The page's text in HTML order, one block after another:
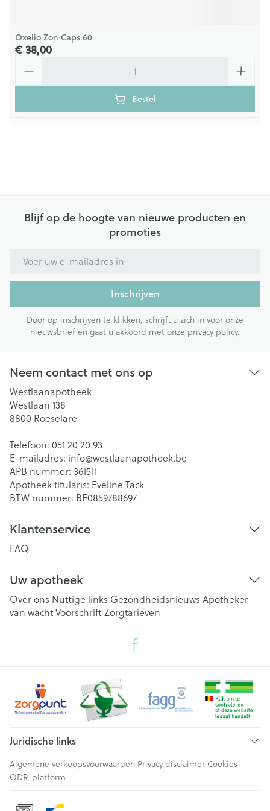
Oxelio Zon Caps 60
€ 38,00
Bestel
Blijf op de hoogte van nieuwe producten en
promoties
Inschrijven
Door op inschrijven te klikken, schrijft u zich in voor onze
nieuwsbrief en gaat u akkoord met onze privacy policy.
Neem contact met ons op
Westlaanapotheek
Westlaan 138
8800 Roeselare
Telefoon: 051 20 20 93
E-mailadres: info@westlaanapotheek.be
APB nummer: 361511
Apotheek titularis: Eveline Tack
BTW nummer: BE0859788697
Klantenservice
FAQ
Uw apotheek
Over ons Nuttige links Gezondheidsnieuws Apotheker
van wachtVoorschriftZorgtarieven
Juridische links
Algemene verkoopsvoorwaarden Privacy disclaimer Cookies
ODR-platform